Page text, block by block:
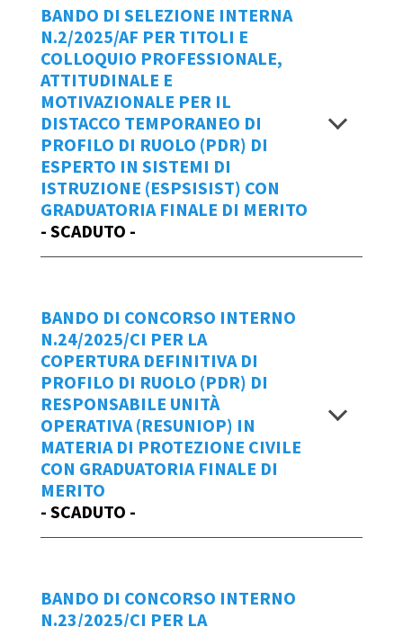
Data Emissione Bando
11/07/2025
BANDO INTERNO 26/2025/CI
ESPATPROF ISS
ALLEGATO - ESPATPROF ISS f
Allegato sub 1 ESPATPROF ISS f
Graduatoria finale di merito bando
n.26/2025/CI
25/2025/CI
Scadenza domande
entro le ore 18:00 di giovedì 26 giugno
2025
Per creare unaNUOVA Domanda di
Partecipazioneal bando n.25/2025/CI
cliccarequi
Data Emissione Bando
12/06/2025
BANDO 25_2025_CI ESPTEC CFP
informatico
ALLEGATO - ESPTEC CFP
Allegato sub 1 - ESPTEC CFP CI
Graduatoria finale di merito bando
n.25/2025/CI
BANDO DI SELEZIONE INTERNA
N.2/2025/AF PER TITOLI E
COLLOQUIO PROFESSIONALE,
ATTITUDINALE E
MOTIVAZIONALE PER IL
DISTACCO TEMPORANEO DI
PROFILO DI RUOLO (PDR) DI
ESPERTO IN SISTEMI DI
ISTRUZIONE (ESPSISIST) CON
GRADUATORIA FINALE DI MERITO
- SCADUTO -
Scadenza domande
entro le ore 14:15 di venerdì 27 giugno
2025
Manuale d'uso IOL
BANDO DI CONCORSO INTERNO
N.24/2025/CI PER LA
COPERTURA DEFINITIVA DI
PROFILO DI RUOLO (PDR) DI
RESPONSABILE UNITÀ
OPERATIVA (RESUNIOP) IN
MATERIA DI PROTEZIONE CIVILE
CON GRADUATORIA FINALE DI
MERITO
- SCADUTO -
24/2025/CI
BANDO DI CONCORSO INTERNO
N.23/2025/CI PER LA